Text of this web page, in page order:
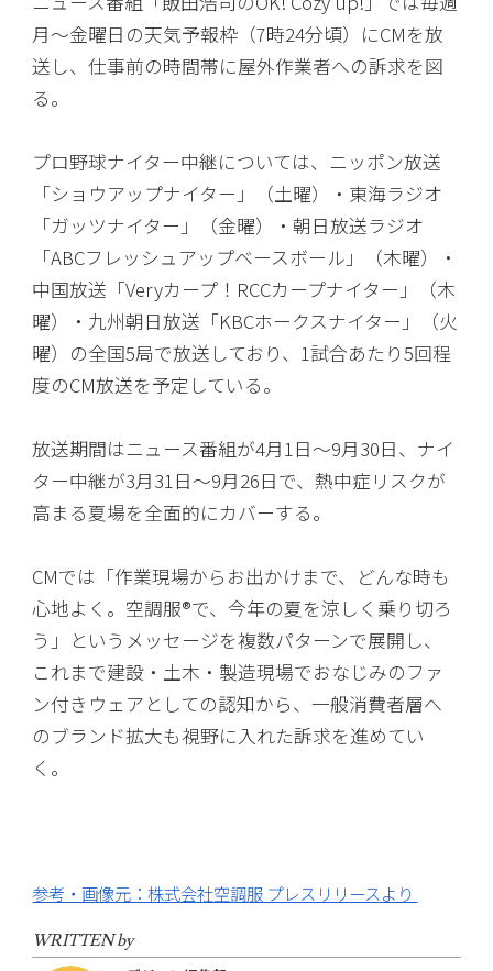
月〜金曜日の天気予報枠（7時24分頃）にCMを放
送し、仕事前の時間帯に屋外作業者への訴求を図
る。
プロ野球ナイター中継については、ニッポン放送
「ショウアップナイター」（土曜）・東海ラジオ
「ガッツナイター」（金曜）・朝日放送ラジオ
「ABCフレッシュアップベースボール」（木曜）・
中国放送「Veryカープ！RCCカープナイター」（木
曜）・九州朝日放送「KBCホークスナイター」（火
曜）の全国5局で放送しており、1試合あたり5回程
度のCM放送を予定している。
放送期間はニュース番組が4月1日〜9月30日、ナイ
ター中継が3月31日〜9月26日で、熱中症リスクが
高まる夏場を全面的にカバーする。
CMでは「作業現場からお出かけまで、どんな時も
心地よく。空調服®で、今年の夏を涼しく乗り切ろ
う」というメッセージを複数パターンで展開し、
これまで建設・土木・製造現場でおなじみのファ
ン付きウェアとしての認知から、一般消費者層へ
のブランド拡大も視野に入れた訴求を進めてい
く。
参考・画像元：株式会社空調服 プレスリリースより
WRITTEN by